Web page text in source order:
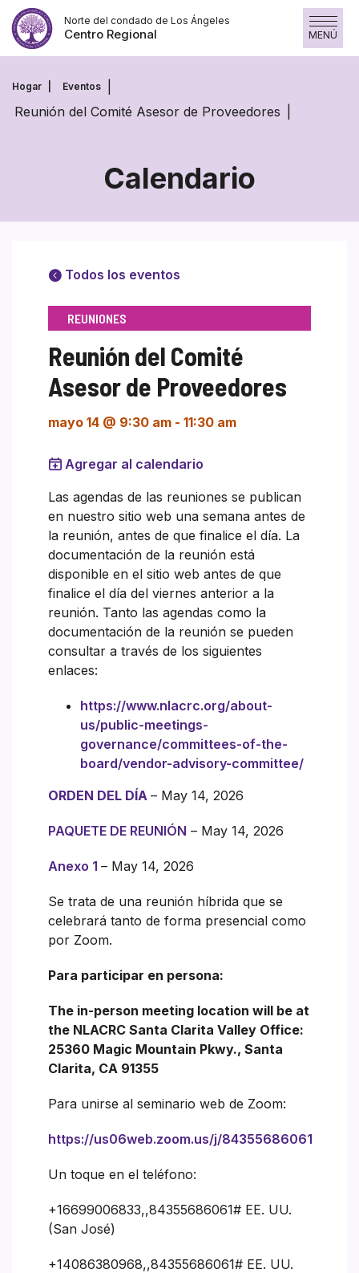
Saltar
contenido
Norte del condado de Los Ángeles
Centro Regional MENÚ
Hogar Eventos
Reunión del Comité Asesor de Proveedores
Calendario
Todos los eventos
REUNIONES
Reunión del Comité
Asesor de Proveedores
mayo 14 @ 9:30 am - 11:30 am
Agregar al calendario
Las agendas de las reuniones se publican
en nuestro sitio web una semana antes de
la reunión, antes de que finalice el día. La
documentación de la reunión está
disponible en el sitio web antes de que
finalice el día del viernes anterior a la
reunión. Tanto las agendas como la
documentación de la reunión se pueden
consultar a través de los siguientes
enlaces:
https://www.nlacrc.org/about-
us/public-meetings-
governance/committees-of-the-
board/vendor-advisory-committee/
ORDEN DEL DÍA – May 14, 2026
PAQUETE DE REUNIÓN – May 14, 2026
Anexo 1 – May 14, 2026
Se trata de una reunión híbrida que se
celebrará tanto de forma presencial como
por Zoom.
Para participar en persona:
The in-person meeting location will be at
the NLACRC Santa Clarita Valley Office:
25360 Magic Mountain Pkwy., Santa
Clarita, CA 91355
Para unirse al seminario web de Zoom:
https://us06web.zoom.us/j/84355686061
Un toque en el teléfono:
+16699006833,,84355686061# EE. UU.
(San José)
+14086380968,,84355686061# EE. UU.